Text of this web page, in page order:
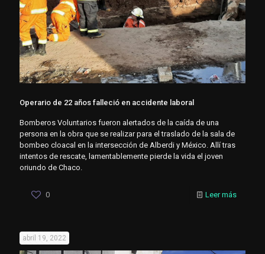
Operario de 22 años falleció en accidente laboral
Bomberos Voluntarios fueron alertados de la caída de una
persona en la obra que se realizar para el traslado de la sala de
bombeo cloacal en la intersección de Alberdi y México. Allí tras
intentos de rescate, lamentablemente pierde la vida el joven
oriundo de Chaco.
0 Leer más
abril 19, 2022